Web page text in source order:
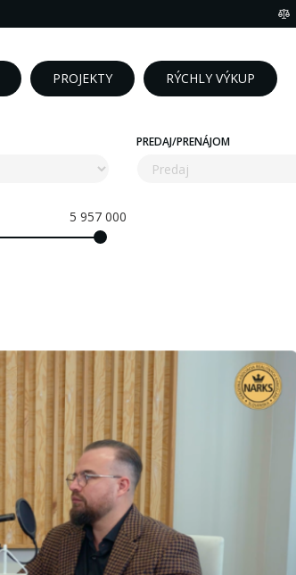
PROJEKTY RÝCHLY VÝKUP
PREDAJ/PRENÁJOM
5 957 000